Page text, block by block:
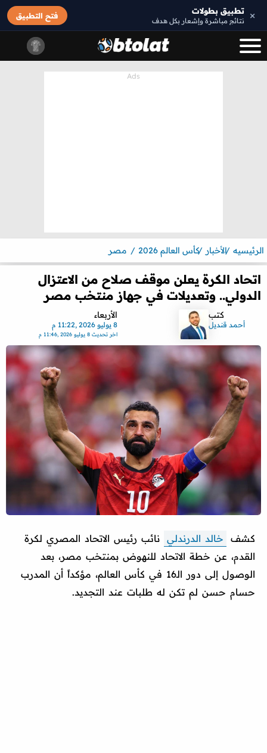
× تطبيق بطولات
نتائج مباشرة وإشعار بكل هدف
فتح التطبيق
الرئيسيه الأخبار كأس العالم 2026 مصر
اتحاد الكرة يعلن موقف صلاح من الاعتزال
الدولي.. وتعديلات في جهاز منتخب مصر
كتب
أحمد قنديل
الأربعاء
8 يوليو 2026 ,11:22 م
اخر تحديث8 يوليو 2026 ,11:46 م
كشف خالد الدرندلي نائب رئيس الاتحاد المصري لكرة
القدم، عن خطة الاتحاد للنهوض بمنتخب مصر، بعد
الوصول إلى دور الـ16 في كأس العالم، مؤكداً أن المدرب
حسام حسن لم تكن له طلبات عند التجديد.